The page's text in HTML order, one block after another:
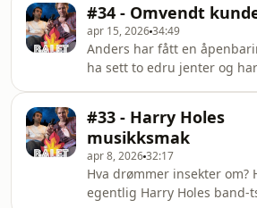
og Tony Baqwa har begynt
standup. Hosted on Acast. See
acast.com/privacy for more
information.
#34 - Omvendt
apr 15, 202634:49
Anders har fått en
ha sett to edru jenter og
bedre og lanserer et nytt
drikke øl. Anders har også
grevling og Marco har en
hvordan FrP kan bli enda
denne episoden bruker vi
#33 - Harry Holes
musikksmak
apr 8, 202632:17
Hva drømmer insekter om?
egentlig Harry Holes band-